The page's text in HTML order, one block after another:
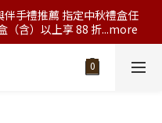
手禮推薦 指定中秋禮盒任
（含）以上享 88 折...more